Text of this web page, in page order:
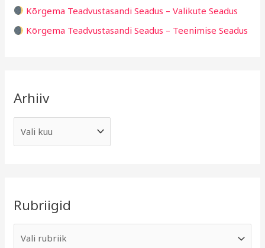
Kõrgema Teadvustasandi Seadus – Valikute Seadus
Kõrgema Teadvustasandi Seadus – Teenimise Seadus
Arhiiv
Rubriigid